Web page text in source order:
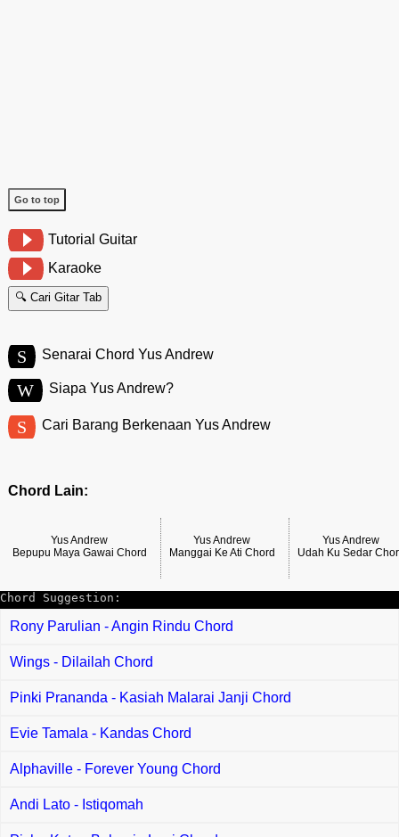
Go to top
Tutorial Guitar
Karaoke
🔍 Cari Gitar Tab
S Senarai Chord Yus Andrew
W Siapa Yus Andrew?
S Cari Barang Berkenaan Yus Andrew
Chord Lain:
Yus Andrew
Bepupu Maya Gawai Chord
Yus Andrew
Manggai Ke Ati Chord
Yus Andrew
Udah Ku Sedar
Chord Suggestion:
Rony Parulian - Angin Rindu Chord
Wings - Dilailah Chord
Pinki Prananda - Kasiah Malarai Janji Chord
Evie Tamala - Kandas Chord
Alphaville - Forever Young Chord
Andi Lato - Istiqomah